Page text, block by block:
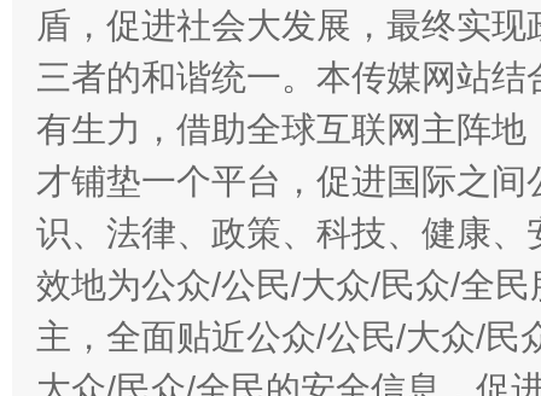
盾，促进社会大发展，最终实
三者的和谐统一。本传媒网站
有生力，借助全球互联网主阵
才铺垫一个平台，促进国际之
识、法律、政策、科技、健康
效地为公众/公民/大众/民众/全
主，全面贴近公众/公民/大众/民